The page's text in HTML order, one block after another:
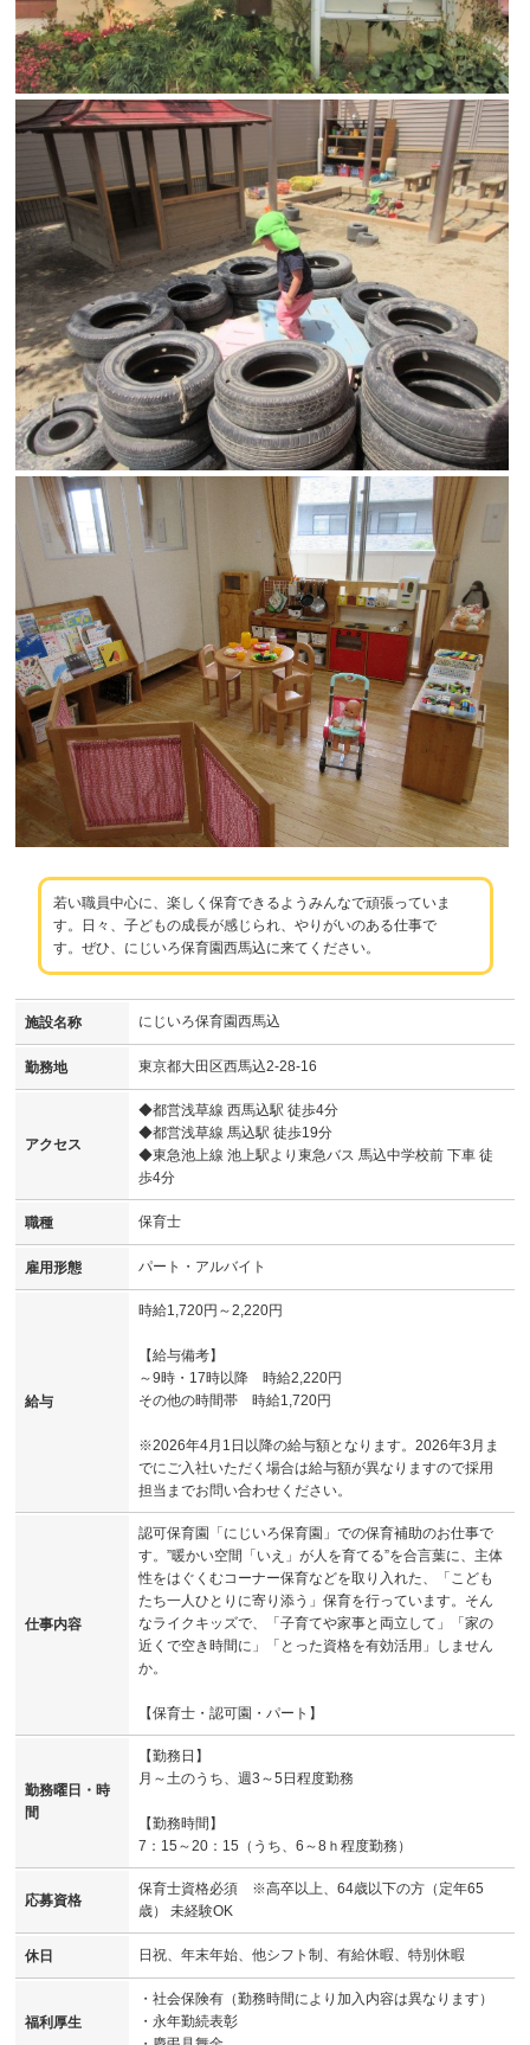
若い職員中心に、楽しく保育できるようみんなで頑張っていま
す。日々、子どもの成長が感じられ、やりがいのある仕事で
す。ぜひ、にじいろ保育園西馬込に来てください。
施設名称 にじいろ保育園西馬込
勤務地 東京都大田区西馬込2-28-16
アクセス
◆都営浅草線 西馬込駅 徒歩4分
◆都営浅草線 馬込駅 徒歩19分
◆東急池上線 池上駅より東急バス 馬込中学校前 下車 徒
歩4分
職種 保育士
雇用形態 パート・アルバイト
給与
時給1,720円～2,220円
【給与備考】
～9時・17時以降 時給2,220円
その他の時間帯 時給1,720円
※2026年4月1日以降の給与額となります。2026年3月ま
でにご入社いただく場合は給与額が異なりますので採用
担当までお問い合わせください。
仕事内容
認可保育園「にじいろ保育園」での保育補助のお仕事で
す。”暖かい空間「いえ」が人を育てる”を合言葉に、主体
性をはぐくむコーナー保育などを取り入れた、「こども
たち一人ひとりに寄り添う」保育を行っています。そん
なライクキッズで、「子育てや家事と両立して」「家の
近くで空き時間に」「とった資格を有効活用」しません
か。
【保育士・認可園・パート】
勤務曜日・時
間
【勤務日】
月～土のうち、週3～5日程度勤務
【勤務時間】
7：15～20：15（うち、6～8ｈ程度勤務）
応募資格
保育士資格必須 ※高卒以上、64歳以下の方（定年65
歳） 未経験OK
休日 日祝、年末年始、他シフト制、有給休暇、特別休暇
福利厚生
・社会保険有（勤務時間により加入内容は異なります）
・永年勤続表彰